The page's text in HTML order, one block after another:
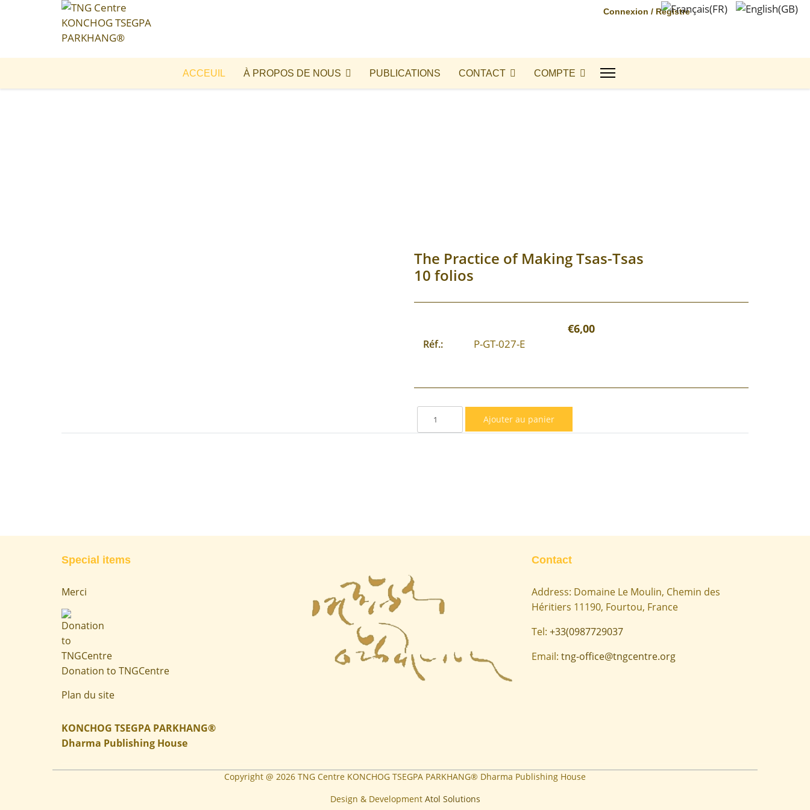
Connexion / Registre
ACCEUIL À PROPOS DE NOUS PUBLICATIONS CONTACT COMPTE
The Practice of Making Tsas-Tsas
10 folios
€6,00
Réf.: P-GT-027-E
Special items
Merci
Donation to TNGCentre
Plan du site
KONCHOG TSEGPA PARKHANG®
Dharma Publishing House
Contact
Address: Domaine Le Moulin, Chemin des
Héritiers 11190, Fourtou, France
Tel: +33(0987729037
Email: tng-office@tngcentre.org
Copyright @ 2026 TNG Centre KONCHOG TSEGPA PARKHANG® Dharma Publishing House
Design & Development Atol Solutions